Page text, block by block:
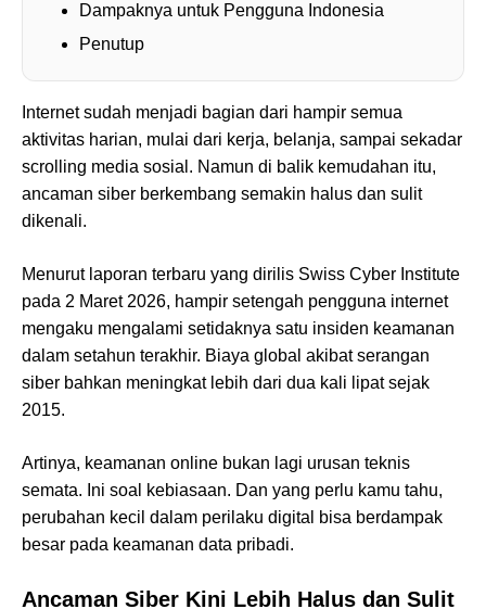
Dampaknya untuk Pengguna Indonesia
Penutup
Internet sudah menjadi bagian dari hampir semua
aktivitas harian, mulai dari kerja, belanja, sampai sekadar
scrolling media sosial. Namun di balik kemudahan itu,
ancaman siber berkembang semakin halus dan sulit
dikenali.
Menurut laporan terbaru yang dirilis Swiss Cyber Institute
pada 2 Maret 2026, hampir setengah pengguna internet
mengaku mengalami setidaknya satu insiden keamanan
dalam setahun terakhir. Biaya global akibat serangan
siber bahkan meningkat lebih dari dua kali lipat sejak
2015.
Artinya, keamanan online bukan lagi urusan teknis
semata. Ini soal kebiasaan. Dan yang perlu kamu tahu,
perubahan kecil dalam perilaku digital bisa berdampak
besar pada keamanan data pribadi.
Ancaman Siber Kini Lebih Halus dan Sulit